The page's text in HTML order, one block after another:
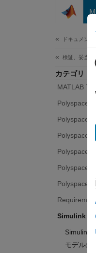
コンテンツへスキップ
ドキュメンテ
検証、妥当性
カテゴリ
MATLAB Test
Polyspace
Polyspace
Polyspace
Polyspace
Polyspace
Polyspace
Simulink
Simulink
モデルの